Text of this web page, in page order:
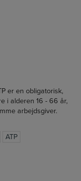
er en obligatorisk,
i alderen 16 ­- 66 år,
arbejdsgiver.
ATP